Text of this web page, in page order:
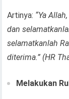
Artinya: “Ya
dan
selamatkanlah
diterima.” (HR
Melakukan